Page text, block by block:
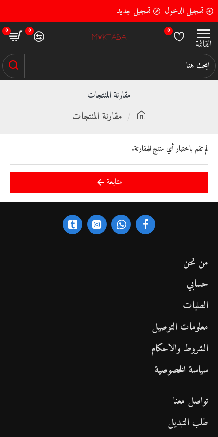
تسجيل الدخول تسجيل جديد
0
0
0
مقارنة المنتجات
مقارنة المنتجات
لم تقم باختيار أي منتج للمقارنة.
متابعة
من نحن
حسابي
الطلبات
معلومات التوصيل
الشروط والاحكام
سياسة الخصوصية
تواصل معنا
طلب التبديل